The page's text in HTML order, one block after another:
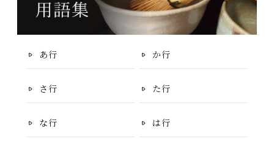
あ行 か行
さ行 た行
な行 は行